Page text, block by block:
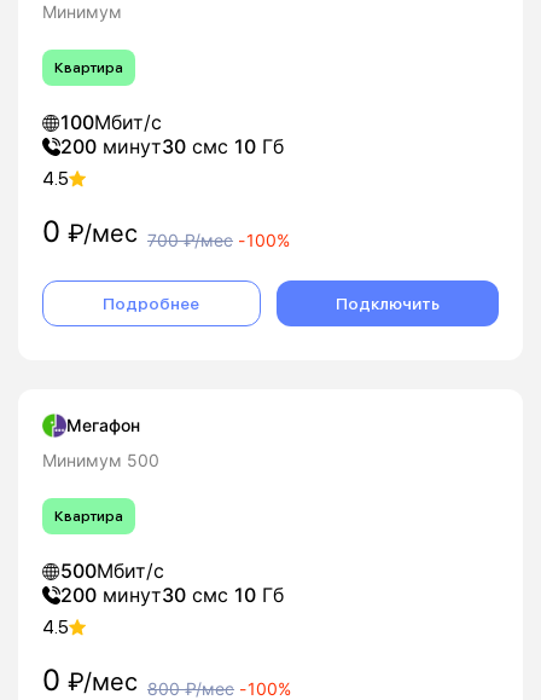
Минимум
Квартира
100Мбит/с
200 минут30 смс 10 Гб
4.5
0 ₽/мес 700₽/мес -100%
Подробнее Подключить
Мегафон
Минимум 500
Квартира
500Мбит/с
200 минут30 смс 10 Гб
4.5
0 ₽/мес 800₽/мес -100%